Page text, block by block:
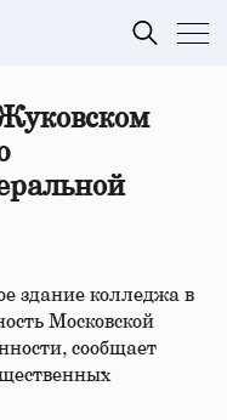
здание колледжа в
Московской
сообщает